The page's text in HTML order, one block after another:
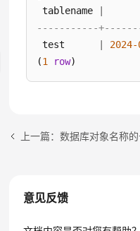
tablename
-----------
test
2024-
(1 row)
上一篇：数据库对象名称
意见反馈